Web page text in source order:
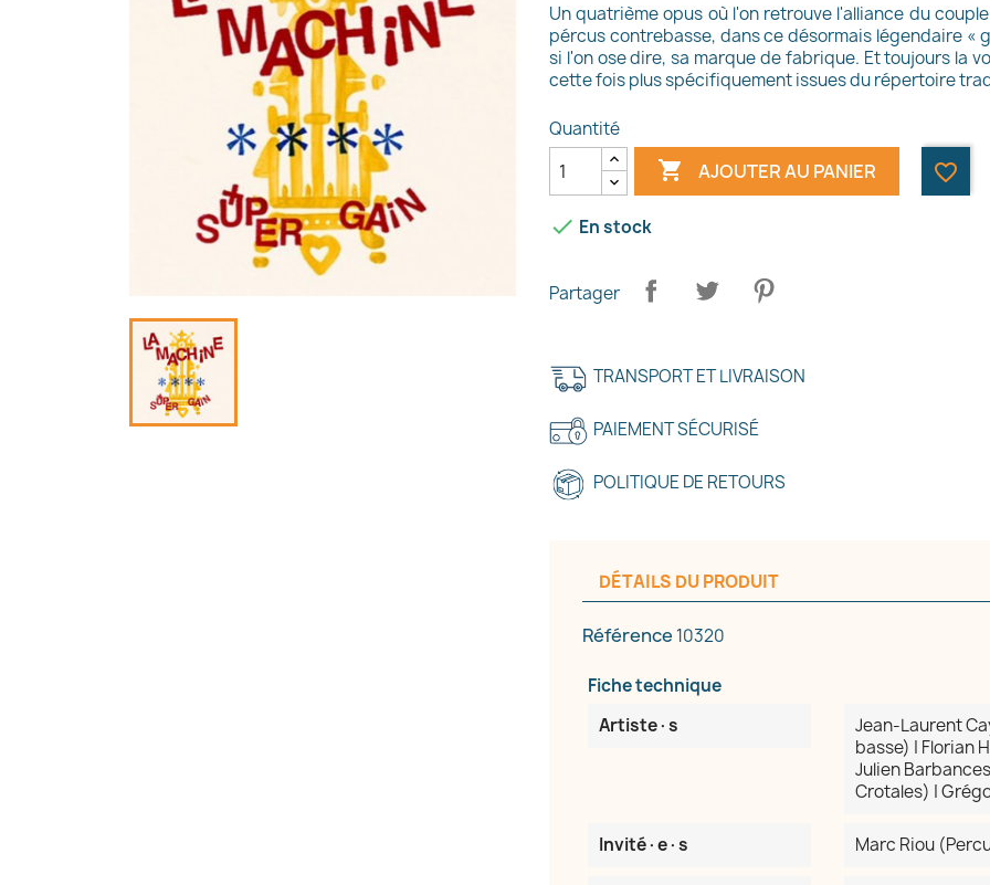
Un quatrième opus où l'on retrouve l'alliance du
pércus contrebasse, dans ce désormais légendaire «
si l'on ose dire, sa marque de fabrique. Et toujours la
cette fois plus spécifiquement issues du répertoire
Quantité
 AJOUTER AU PANIER favorite_border
 En stock
Partager
TRANSPORT ET LIVRAISON
PAIEMENT SÉCURISÉ
POLITIQUE DE RETOURS
DÉTAILS DU PRODUIT
Référence 10320
Fiche technique
Artiste·s
Jean-Laurent
basse) | Florian
Julien
Crotales) |
Invité·e·s Marc Riou